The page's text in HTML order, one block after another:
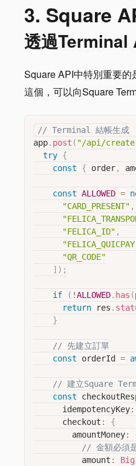
3. Square
透過Terminal
Square API中特別重要的
這個，可以向Square
// Terminal 結帳生成
app. post ( "/api/
try {
const
{ order,
const ALLOWED =
"CARD_PRESENT" ,
"FELICA_ID" ,
"QR_CODE"
] ) ;
if ( !ALLOWED. has (
return res .
}
// 先建立訂單
const orderId =
// 建立Square
const
      idempotencyKey
:
      checkout
:
{
        amountMoney
:
// 金額必須
          amount
: